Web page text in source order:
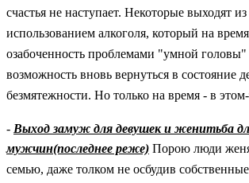
счастья не наступает. Некоторые выходят
использованием алкоголя, который на
озабоченность проблемами "умной головы"
возможность вновь вернуться в состояние
безмятежности. Но только на время - в
- Выход замуж для девушек и женитьба
мужчин(последнее реже) Порою люди
семью, даже толком не осбудив